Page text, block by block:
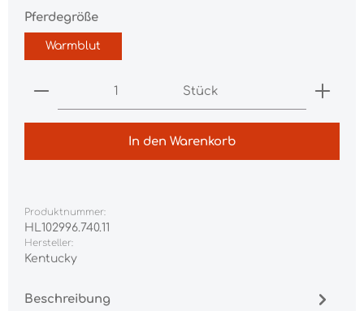
Pferdegrößeauswählen
Warmblut
Produkt Anzahl: Gib den gewünschten
Stück
In den Warenkorb
Produktnummer:
HL102996.740.11
Hersteller:
Kentucky
Beschreibung